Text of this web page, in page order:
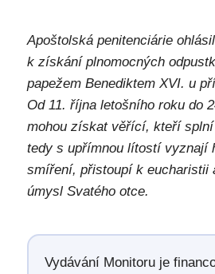
Apoštolská penitenciárie
k získání plnomocných
papežem Benediktem XVI. u
Od 11. října letošního roku do
mohou získat věřící, kteří
tedy s upřímnou lítostí vyznají
smíření, přistoupí k eucharistii
úmysl Svatého otce.
Vydávání Monitoru je